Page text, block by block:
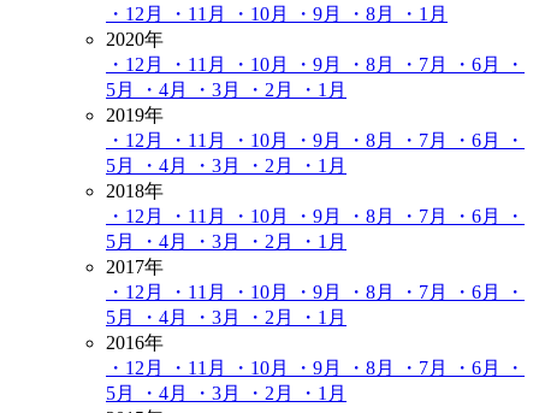
・12月
・11月 ・10月 ・9月 ・8月
・1月
2020年
・12月
・11月 ・10月 ・9月 ・8月 ・7月 ・6月
・
5月
・4月 ・3月 ・2月
・1月
2019年
・12月
・11月 ・10月 ・9月 ・8月 ・7月 ・6月
・
5月
・4月 ・3月 ・2月
・1月
2018年
・12月
・11月 ・10月 ・9月 ・8月 ・7月 ・6月
・
5月
・4月 ・3月 ・2月
・1月
2017年
・12月
・11月 ・10月 ・9月 ・8月 ・7月 ・6月
・
5月
・4月 ・3月 ・2月
・1月
2016年
・12月
・11月 ・10月 ・9月 ・8月 ・7月 ・6月
・
5月
・4月 ・3月 ・2月
・1月